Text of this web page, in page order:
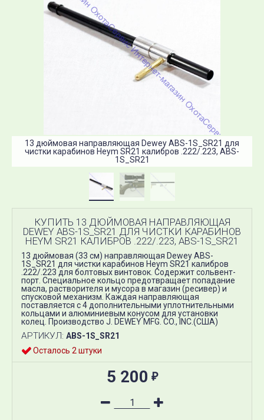
13 дюймовая направляющая Dewey ABS-1S_SR21 для
чистки карабинов Heym SR21 калибров .222/.223, ABS-
1S_SR21
КУПИТЬ 13 ДЮЙМОВАЯ НАПРАВЛЯЮЩАЯ
DEWEY ABS-1S_SR21 ДЛЯ ЧИСТКИ КАРАБИНОВ
HEYM SR21 КАЛИБРОВ .222/.223, ABS-1S_SR21
13 дюймовая (33 см) направляющая Dewey ABS-
1S_SR21 для чистки карабинов Heym SR21 калибров
.222/.223 для болтовых винтовок. Содержит сольвент-
порт. Специальное кольцо предотвращает попадание
масла, растворителя и мусора в магазин (ресивер) и
спусковой механизм. Каждая направляющая
поставляется с 4 дополнительными уплотнительными
кольцами и алюминиевым конусом для установки
колец. Производство J. DEWEY MFG. CO., INC.(США)
АРТИКУЛ: ABS-1S_SR21
Осталось 2 штуки
5 200 ₽